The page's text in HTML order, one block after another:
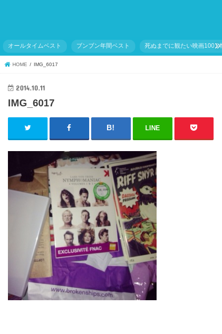
オールタイムベスト ブンブン年間ベスト 死ぬまでに観たい映画1001
HOME IMG_6017
2014.10.11
IMG_6017
LINE